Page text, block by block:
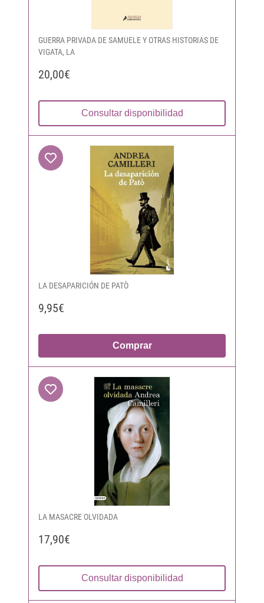
GUERRA PRIVADA DE SAMUELE Y OTRAS HISTORIAS DE
VIGATA, LA
20,00€
Consultar disponibilidad
LA DESAPARICIÓN DE PATÒ
9,95€
Comprar
LA MASACRE OLVIDADA
17,90€
Consultar disponibilidad